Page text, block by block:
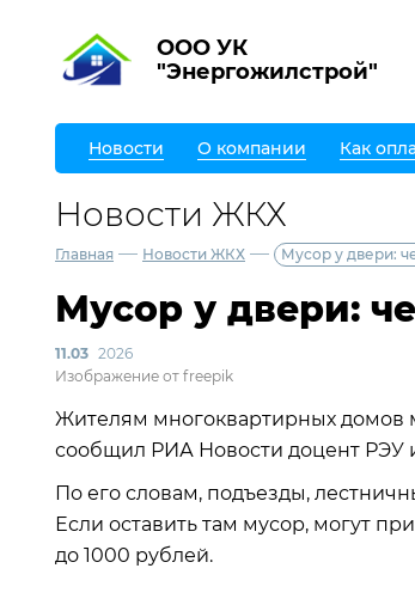
ООО УК
"Энергожилстрой"
Новости О компании Как
Новости ЖКХ
Главная — Новости ЖКХ — Мусор у двери:
Мусор у двери:
11.03 2026
Изображение от freepik
Жителям многоквартирных домов
сообщил РИА Новости доцент РЭУ
По его словам, подъезды,
Если оставить там мусор, могут
до 1000 рублей.